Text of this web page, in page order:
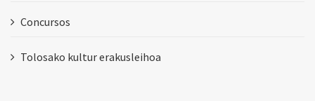
Concursos
Tolosako kultur erakusleihoa